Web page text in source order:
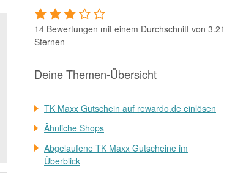
14 Bewertungen mit einem Durchschnitt von 3.21
Sternen
Deine Themen-Übersicht
TK Maxx Gutschein auf rewardo.de einlösen
Ähnliche Shops
Abgelaufene TK Maxx Gutscheine im
Überblick